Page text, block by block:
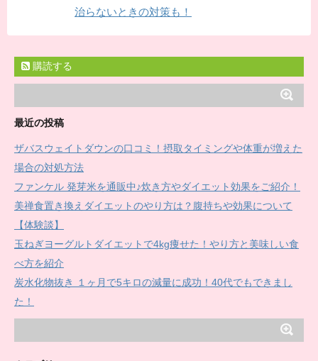
治らないときの対策も！
購読する
最近の投稿
ザバスウェイトダウンの口コミ！摂取タイミングや体重が増えた
場合の対処方法
ファンケル 発芽米を通販中♪炊き方やダイエット効果をご紹介！
美禅食置き換えダイエットのやり方は？腹持ちや効果について
【体験談】
玉ねぎヨーグルトダイエットで4kg痩せた！やり方と美味しい食
べ方を紹介
炭水化物抜き １ヶ月で5キロの減量に成功！40代でもできまし
た！